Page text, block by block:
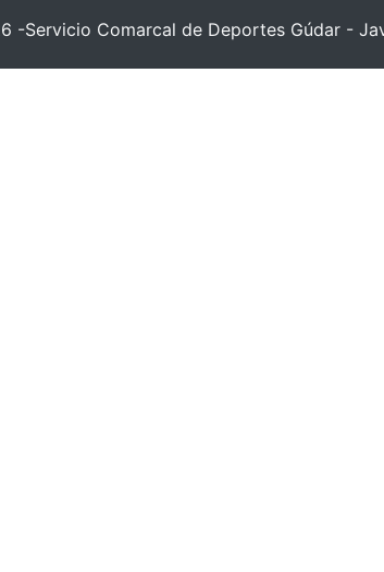
-Servicio Comarcal de Deportes Gúdar -